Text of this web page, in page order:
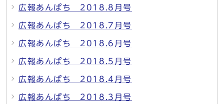
広報あんぱち 2018.8月号
広報あんぱち 2018.7月号
広報あんぱち 2018.6月号
広報あんぱち 2018.5月号
広報あんぱち 2018.4月号
広報あんぱち 2018.3月号